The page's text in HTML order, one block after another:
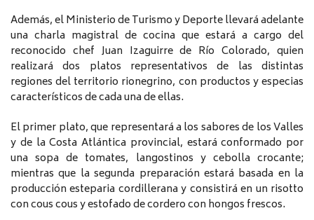
Además, el Ministerio de Turismo y Deporte llevará adelante
una charla magistral de cocina que estará a cargo del
reconocido chef Juan Izaguirre de Río Colorado, quien
realizará dos platos representativos de las distintas
regiones del territorio rionegrino, con productos y especias
característicos de cada una de ellas.
El primer plato, que representará a los sabores de los Valles
y de la Costa Atlántica provincial, estará conformado por
una sopa de tomates, langostinos y cebolla crocante;
mientras que la segunda preparación estará basada en la
producción esteparia cordillerana y consistirá en un risotto
con cous cous y estofado de cordero con hongos frescos.